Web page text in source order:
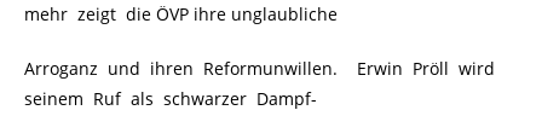
mehr zeigt die ÖVP ihre unglaubliche
Arroganz und ihren Reformunwillen. Erwin Pröll wird
seinem Ruf als schwarzer Dampf-